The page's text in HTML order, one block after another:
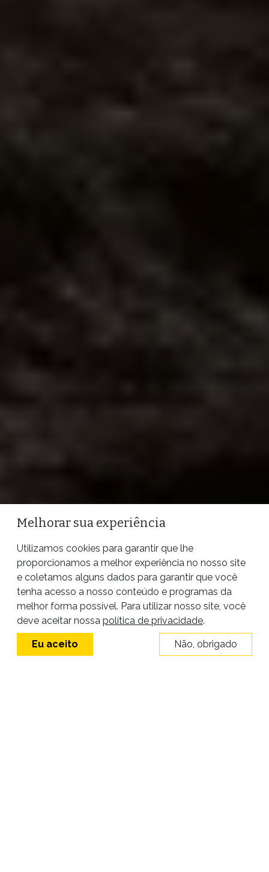
Melhorar sua experiência
Utilizamos cookies para garantir que lhe
proporcionamos a melhor experiência no nosso site
e coletamos alguns dados para garantir que você
tenha acesso a nosso conteúdo e programas da
melhor forma possível. Para utilizar nosso site, você
deve aceitar nossa política de privacidade.
Eu aceito Não, obrigado